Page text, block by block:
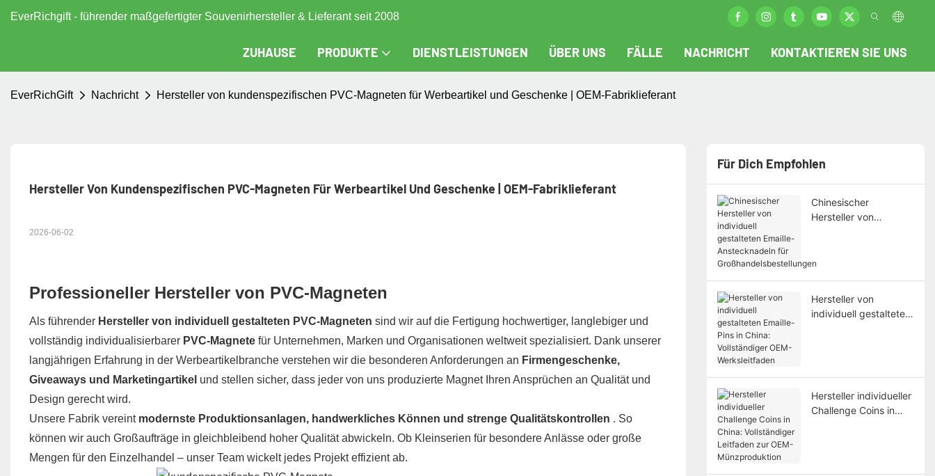
EverRichgift - führender maßgefertigter Souvenirhersteller & Lieferant seit 2008
ZUHAUSE PRODUKTE DIENSTLEISTUNGEN ÜBER UNS FÄLLE NACHRICHT KONTAKTIEREN SIE UNS
EverRichGift Nachricht Hersteller von kundenspezifischen PVC-Magneten für Werbeartikel und Geschenke | OEM-Fabriklieferant
Hersteller Von Kundenspezifischen PVC-Magneten Für Werbeartikel Und Geschenke | OEM-Fabriklieferant
2026-06-02
Professioneller Hersteller von PVC-Magneten
Als führender Hersteller von individuell gestalteten PVC-Magneten sind wir auf die Fertigung hochwertiger, langlebiger und
vollständig individualisierbarer PVC-Magnetefür Unternehmen, Marken und Organisationen weltweit spezialisiert. Dank unserer
langjährigen Erfahrung in der Werbeartikelbranche verstehen wir die besonderen Anforderungen an Firmengeschenke,
Giveaways und Marketingartikel und stellen sicher, dass jeder von uns produzierte Magnet Ihren Ansprüchen an Qualität und
Design gerecht wird.
Unsere Fabrik vereint modernste Produktionsanlagen, handwerkliches Können und strenge Qualitätskontrollen . So
können wir auch Großaufträge in gleichbleibend hoher Qualität abwickeln. Ob Kleinserien für besondere Anlässe oder große
Mengen für den Einzelhandel – unser Team wickelt jedes Projekt effizient ab.
Für Dich Empfohlen
Chinesischer
Hersteller von
für
Hersteller von
individuell gestalteten
Hersteller individueller
Challenge Coins in